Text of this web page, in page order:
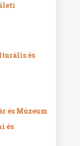
és
és Múzeum
és